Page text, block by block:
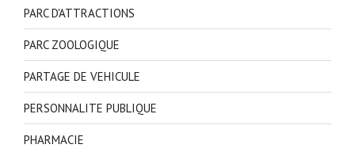
PARC D'ATTRACTIONS
PARC ZOOLOGIQUE
PARTAGE DE VEHICULE
PERSONNALITE PUBLIQUE
PHARMACIE